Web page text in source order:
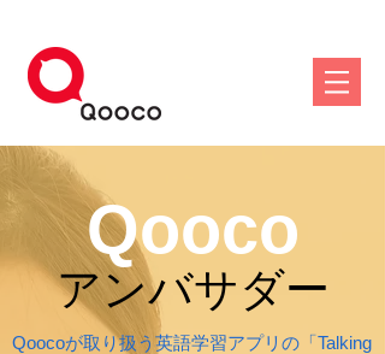
Qooco
​アンバサダー
Qoocoが取り扱う英語学習アプリの「Talking